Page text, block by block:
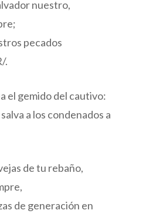
nuestro,
pecados
.
el gemido del cautivo:
a los condenados a
de tu rebaño,
de generación en